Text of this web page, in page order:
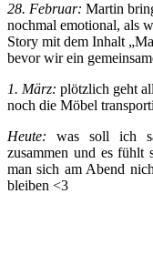
28. Februar: Martin
nochmal emotional, als
Story mit dem Inhalt
bevor wir ein
1. März: plötzlich geht
noch die Möbel
Heute: was soll ich
zusammen und es fühlt
man sich am Abend
bleiben <3